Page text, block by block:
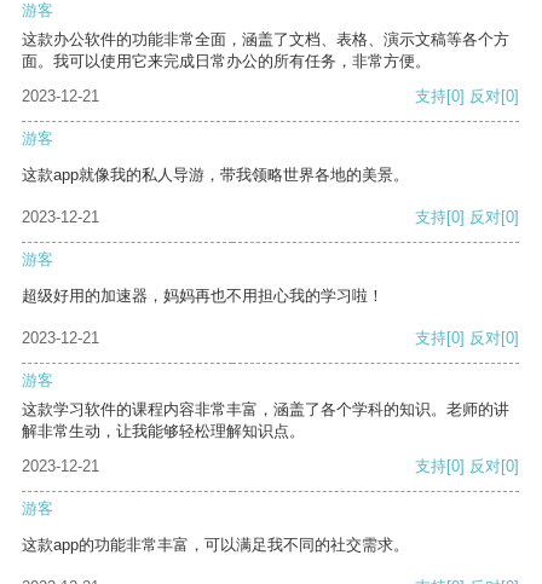
游客
这款办公软件的功能非常全面，涵盖了文档、表格、演示文稿等各个方
面。我可以使用它来完成日常办公的所有任务，非常方便。
2023-12-21
支持[0] 反对[0]
游客
这款app就像我的私人导游，带我领略世界各地的美景。
2023-12-21 支持[0] 反对[0]
游客
超级好用的加速器，妈妈再也不用担心我的学习啦！
2023-12-21 支持[0] 反对[0]
游客
这款学习软件的课程内容非常丰富，涵盖了各个学科的知识。老师的讲
解非常生动，让我能够轻松理解知识点。
2023-12-21
支持[0] 反对[0]
游客
这款app的功能非常丰富，可以满足我不同的社交需求。